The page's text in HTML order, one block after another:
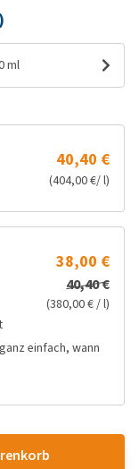
ml
40,40 €
(404,00 €/ l)
38,00 €
40,40 €
(380,00 € / l)
einfach, wann